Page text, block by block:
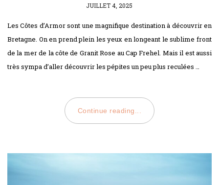
POSTED
JUILLET 4, 2025
Les Côtes d’Armor sont une magnifique destination à découvrir en
Bretagne. On en prend plein les yeux en longeant le sublime front
de la mer de la côte de Granit Rose au Cap Frehel. Mais il est aussi
très sympa d’aller découvrir les pépites un peu plus reculées …
Continue reading...